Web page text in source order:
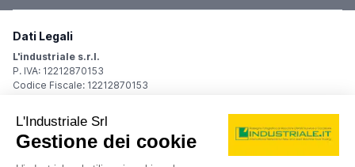
Dati Legali
L'industriale s.r.l.
P. IVA: 12212870153
Codice Fiscale: 12212870153
Sede Legale
Via Carlo Dolci, 32
20148 Milano (MI)
Italy